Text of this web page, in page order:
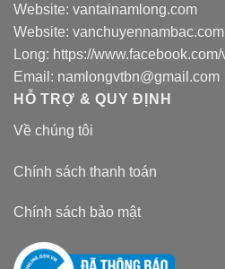
Website: vantainamlong.com
Website: vanchuyennambac.com
Long: https://
Email: namlongvtbn@gmail.com
HỖ TRỢ & QUY ĐỊNH
Về chúng tôi
Chính sách thanh toán
Chính sách bảo mật